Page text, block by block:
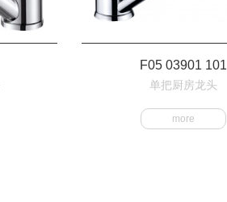
F05 03901 101
单把厨房龙头
more